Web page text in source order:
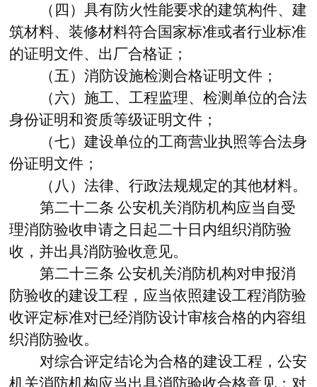
（四）具有防火性能要求的建筑构件、建
筑材料、装修材料符合国家标准或者行业标准
的证明文件、出厂合格证；
（五）消防设施检测合格证明文件；
（六）施工、工程监理、检测单位的合法
身份证明和资质等级证明文件；
（七）建设单位的工商营业执照等合法身
份证明文件；
（八）法律、行政法规规定的其他材料。
第二十二条 公安机关消防机构应当自受
理消防验收申请之日起二十日内组织消防验
收，并出具消防验收意见。
第二十三条 公安机关消防机构对申报消
防验收的建设工程，应当依照建设工程消防验
收评定标准对已经消防设计审核合格的内容组
织消防验收。
对综合评定结论为合格的建设工程，公安
机关消防机构应当出具消防验收合格意见；对